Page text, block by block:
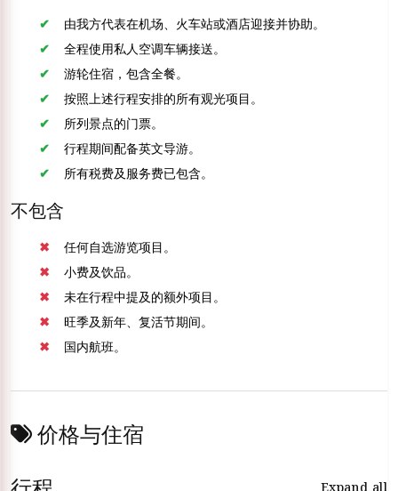
由我方代表在机场、火车站或酒店迎接并协助。
全程使用私人空调车辆接送。
游轮住宿，包含全餐。
按照上述行程安排的所有观光项目。
所列景点的门票。
行程期间配备英文导游。
所有税费及服务费已包含。
不包含
任何自选游览项目。
小费及饮品。
未在行程中提及的额外项目。
旺季及新年、复活节期间。
国内航班。
价格与住宿
Expand all